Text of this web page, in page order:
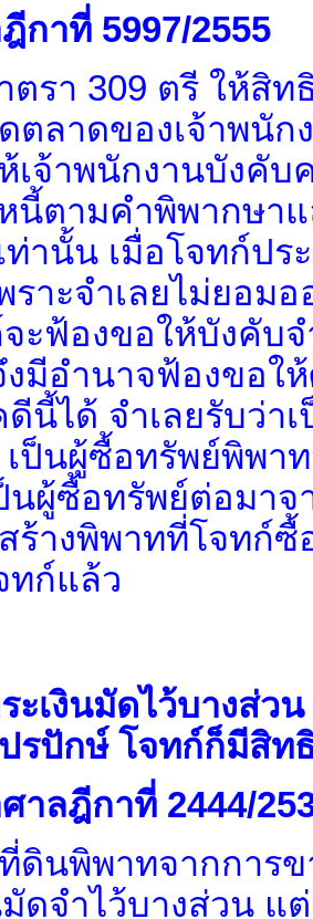
กาที่ 5997/2555
รา 309 ตรี ให้สิท
ตลาดของเจ้าพนั
เจ้าพนักงานบังคับ
นี้ตามคำพิพากษา
ท่านั้น เมื่อโจทก์ปร
ราะจำเลยไม่ยอ
ะฟ้องขอให้บังคับ
มีอำนาจฟ้องขอใ
ดีนี้ได้ จำเลยรับว่
ป็นผู้ซื้อทรัพย์พิพา
นผู้ซื้อทรัพย์ต่อมา
ร้างพิพาทที่โจทก์ซื้
ทก์แล้ว
ะเงินมัดไว้บางส่ว
รปักษ์ โจทก์ก็มีสิท
าลฎีกาที่ 2444/
นพิพาทจากการข
มัดจำไว้บางส่วน